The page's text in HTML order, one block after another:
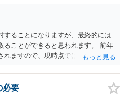
たように，全額の請求は，必ずしも
われるため，法的手続きまでは行
の支払いに関する合意を目指す方が
】 事実か否かにかかわらず，相手
であれば，名誉毀損となり得ます。
けた上で，発進した当人に対する損
す。
することになりますが、最終的には
ることができると思われます。 前年
れますので、現時点では少額しか取
きます。 仮に中絶する場合でも、相
っかりしてくれない場合には、慰謝
ます。 いずれにせよ、親御さんとの
ので、一度話し合った上で、法律
必要